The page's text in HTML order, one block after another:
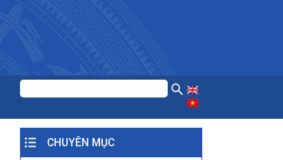
CHUYÊN MỤC